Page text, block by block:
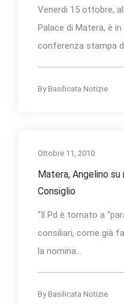
Venerdi 15 ottobre,
Palace di Matera, è
conferenza stampa
By Basilicata Notizie
Ottobre 11, 2010
Matera, Angelino su
Consiglio
“Il Pd è tornato a
consiliari, come già
la nomina...
By Basilicata Notizie